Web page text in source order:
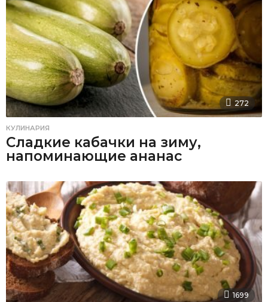
272
КУЛИНАРИЯ
Сладкие кабачки на зиму,
напоминающие ананас
1699